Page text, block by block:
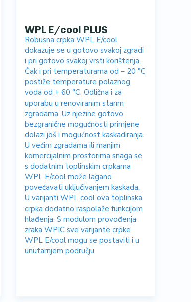
WPL E/cool PLUS
Robusna crpka WPL E/cool
dokazuje se u gotovo svakoj zgradi
i pri gotovo svakoj vrsti korištenja.
Čak i pri temperaturama od – 20 °C
postiže temperature polaznog
voda od + 60 °C. Odlična i za
uporabu u renoviranim starim
zgradama. Uz njezine gotovo
bezgranične mogućnosti primjene
dolazi još i mogućnost kaskadiranja.
U većim zgradama ili manjim
komercijalnim prostorima snaga se
s dodatnim toplinskim crpkama
WPL E/cool može lagano
povećavati uključivanjem kaskada.
U varijanti WPL cool ova toplinska
crpka dodatno raspolaže funkcijom
hlađenja. S modulom provođenja
zraka WPIC sve varijante crpke
WPL E/cool mogu se postaviti i u
unutarnjem području